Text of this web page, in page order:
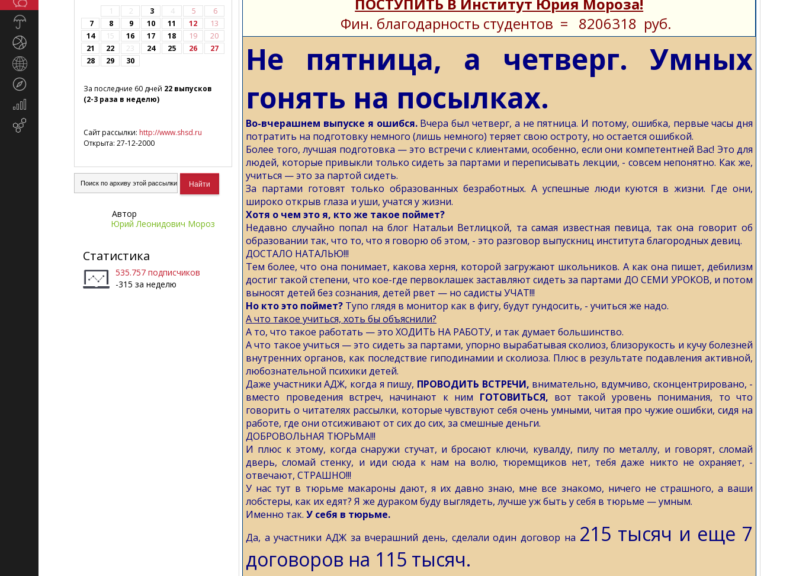
Экономика
маркетинг
1 2 3 4 5
6
7
8 9 10 11 12
13
14
15 16 17 18 19
20
21
22 23 24 25 26
27
28
29 30
За последние 60 дней 22 выпусков
(2-3 раза в неделю)
Сайт рассылки: http://www.shsd.ru
Открыта: 27-12-2000
Автор
Юрий Леонидович Мороз
Статистика
535.757 подписчиков
-315 за неделю
Фин. благодарность студентов = 8206318 руб.
Не пятница, а четверг. Умных
гонять на посылках.
Во-вчерашнем выпуске я ошибся.Вчера был четверг, а не пятница. И потому, ошибка, первые часы дня
потратить на подготовку немного (лишь немного) теряет свою остроту, но остается ошибкой.
Более того, лучшая подготовка — это встречи с клиентами, особенно, если они компетентней Вас! Это для
людей, которые привыкли только сидеть за партами и переписывать лекции, - совсем непонятно. Как же,
учиться — это за партой сидеть.
За партами готовят только образованных безработных. А успешные люди куются в жизни. Где они,
широко открыв глаза и уши, учатся у жизни.
Хотя о чем это я, кто же такое поймет?
Недавно случайно попал на блог Натальи Ветлицкой, та самая известная певица, так она говорит об
образовании так, что то, что я говорю об этом, - это разговор выпускниц института благородных девиц.
ДОСТАЛО НАТАЛЬЮ!!!
Тем более, что она понимает, какова херня, которой загружают школьников. А как она пишет, дебилизм
достиг такой степени, что кое-где первоклашек заставляют сидеть за партами ДО СЕМИ УРОКОВ, и потом
выносят детей без сознания, детей рвет — но садисты УЧАТ!!!
Но кто это поймет? Тупо глядя в монитор как в фигу, будут гундосить, - учиться же надо.
А что такое учиться, хоть бы объяснили?
А то, что такое работать — это ХОДИТЬ НА РАБОТУ, и так думает большинство.
А что такое учиться — это сидеть за партами, упорно вырабатывая сколиоз, близорукость и кучу болезней
внутренних органов, как последствие гиподинамии и сколиоза. Плюс в результате подавления активной,
любознательной психики детей.
Даже участники АДЖ, когда я пишу, ПРОВОДИТЬ ВСТРЕЧИ, внимательно, вдумчиво, сконцентрировано, -
вместо проведения встреч, начинают к ним ГОТОВИТЬСЯ, вот такой уровень понимания, то что
говорить о читателях рассылки, которые чувствуют себя очень умными, читая про чужие ошибки, сидя на
работе, где они отсиживают от сих до сих, за смешные деньги.
ДОБРОВОЛЬНАЯ ТЮРЬМА!!!
И плюс к этому, когда снаружи стучат, и бросают ключи, кувалду, пилу по металлу, и говорят, сломай
дверь, сломай стенку, и иди сюда к нам на волю, тюремщиков нет, тебя даже никто не охраняет, -
отвечают, СТРАШНО!!!
У нас тут в тюрьме макароны дают, я их давно знаю, мне все знакомо, ничего не страшного, а ваши
лобстеры, как их едят? Я же дураком буду выглядеть, лучше уж быть у себя в тюрьме — умным.
Именно так.У себя в тюрьме.
Да, а участники АДЖ за вчерашний день, сделали один договор на 215 тысяч и еще 7
договоров на 115 тысяч.